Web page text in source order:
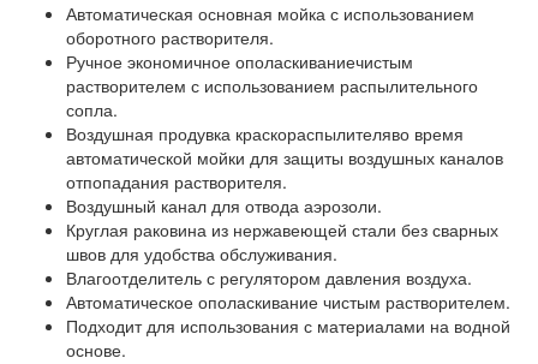
Автоматическая основная мойка с использованием
оборотного растворителя.
Ручное экономичное ополаскиваниечистым
растворителем с использованием распылительного
сопла.
Воздушная продувка краскораспылителяво время
автоматической мойки для защиты воздушных каналов
отпопадания растворителя.
Воздушный канал для отвода аэрозоли.
Круглая раковина из нержавеющей стали без сварных
швов для удобства обслуживания.
Влагоотделитель с регулятором давления воздуха.
Автоматическое ополаскивание чистым растворителем.
Подходит для использования с материалами на водной
основе.